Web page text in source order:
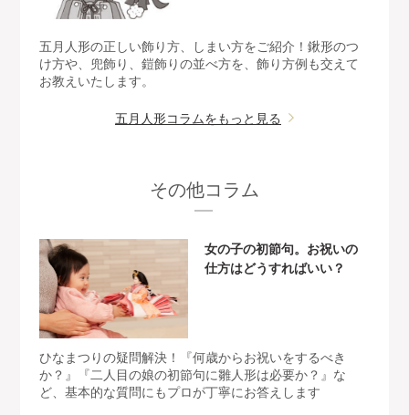
五月人形の正しい飾り方、しまい方をご紹介！鍬形のつ
け方や、兜飾り、鎧飾りの並べ方を、飾り方例も交えて
お教えいたします。
五月人形コラムをもっと見る
その他コラム
女の子の初節句。お祝いの
仕方はどうすればいい？
ひなまつりの疑問解決！『何歳からお祝いをするべき
か？』『二人目の娘の初節句に雛人形は必要か？』な
ど、基本的な質問にもプロが丁寧にお答えします